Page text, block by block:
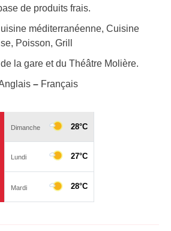
de produits frais.
méditerranéenne, Cuisine
Poisson, Grill
la gare et du Théâtre Molière.
– Français